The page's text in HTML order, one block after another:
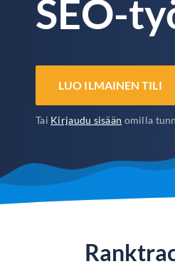
SEO-
LUO ILMAINEN TILI
Tai Kirjaudu sisään omilla